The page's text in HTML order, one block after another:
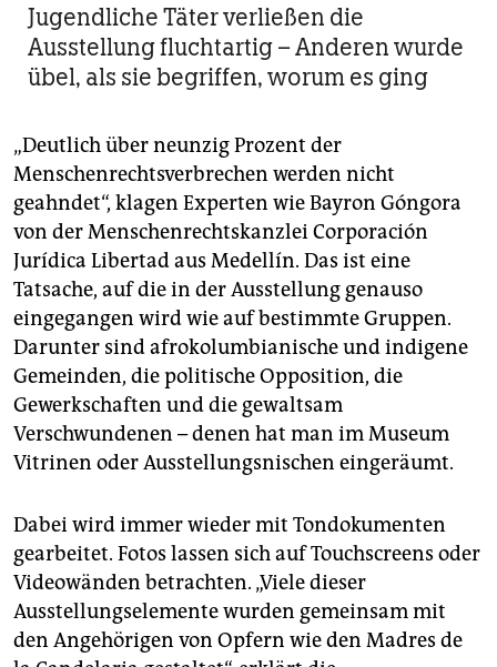
Jugendliche Täter verließen die
Ausstellung fluchtartig – Anderen wurde
übel, als sie begriffen, worum es ging
„Deutlich über neunzig Prozent der
Menschenrechtsverbrechen werden nicht
geahndet“, klagen Experten wie Bayron Góngora
von der Menschenrechtskanzlei Corporación
Jurídica Libertad aus Medellín. Das ist eine
Tatsache, auf die in der Ausstellung genauso
eingegangen wird wie auf bestimmte Gruppen.
Darunter sind afrokolumbianische und indigene
Gemeinden, die politische Opposition, die
Gewerkschaften und die gewaltsam
Verschwundenen – denen hat man im Museum
Vitrinen oder Ausstellungsnischen eingeräumt.
Dabei wird immer wieder mit Tondokumenten
gearbeitet. Fotos lassen sich auf Touchscreens oder
Videowänden betrachten. „Viele dieser
Ausstellungselemente wurden gemeinsam mit
den Angehörigen von Opfern wie den Madres de